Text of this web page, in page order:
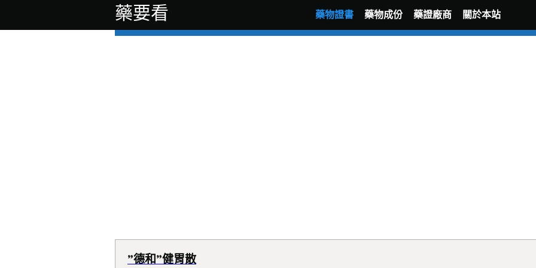
藥要看 藥物證書 藥物成份 藥證廠商 關於本站
”德和”健胃散